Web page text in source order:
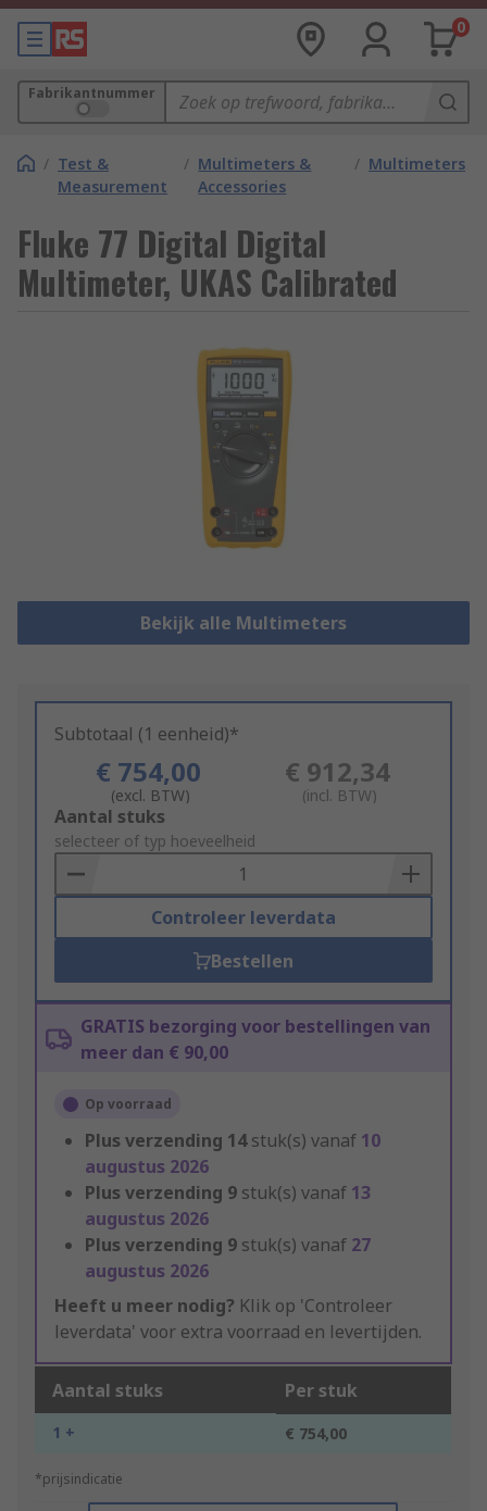
0
Fabrikantnummer
/ Test &
Measurement
/ Multimeters &
Accessories
/ Multimeters
Fluke 77 Digital Digital
Multimeter, UKAS Calibrated
Bekijk alle Multimeters
Subtotaal (1 eenheid)*
€ 754,00
(excl. BTW)
€ 912,34
(incl. BTW)
Add
to
Basket
Aantal stuks
selecteer of typ hoeveelheid
Controleer leverdata
Bestellen
GRATIS bezorging voor bestellingen van
meer dan € 90,00
Op voorraad
Plus verzending 14stuk(s) vanaf 10
augustus 2026
Plus verzending 9 stuk(s) vanaf 13
augustus 2026
Plus verzending 9 stuk(s) vanaf 27
augustus 2026
Heeft u meer nodig? Klik op 'Controleer
leverdata' voor extra voorraad en levertijden.
Aantal stuks Per stuk
1 + € 754,00
*prijsindicatie